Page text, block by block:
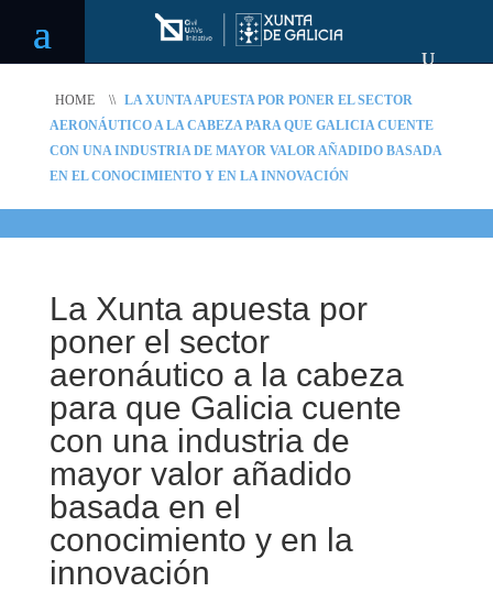
HOME \\ LA XUNTA APUESTA POR PONER EL SECTOR
AERONÁUTICO A LA CABEZA PARA QUE GALICIA CUENTE
CON UNA INDUSTRIA DE MAYOR VALOR AÑADIDO BASADA
EN EL CONOCIMIENTO Y EN LA INNOVACIÓN
La Xunta apuesta por
poner el sector
aeronáutico a la cabeza
para que Galicia cuente
con una industria de
mayor valor añadido
basada en el
conocimiento y en la
innovación